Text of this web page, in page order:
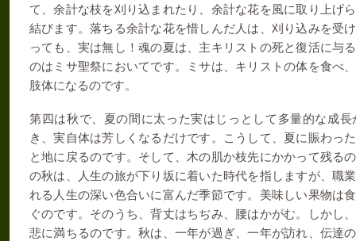
て、余計な枝を刈り込まれたり、余計な花を風に取り上げ
結びます。落ちる余計な花を惜しんだ人は、刈り込みを受
っても、実は無し！魂の夏は、主キリストの死と復活に与
のはミサ聖祭においてです。ミサは、キリストの体を食べ
肢体になるのです。
第四は秋で、夏の間に太った実はじっとして多量的な成
き、実自体は芳しくなるだけです。こうして、夏に賑わっ
と地に戻るのです。そして、木の肌か枝先にかかって残る
の秋は、人生の旅が下り坂に着いた時代を指しますが、職
れる人生の深い色合いに富んだ季節です。美味しい果物は
ぐのです。そのうち、背丈はちぢみ、腰はかがむ。しかし
悲に満ちるのです。秋は、一年が過ぎ、一年が訪れ、伝達